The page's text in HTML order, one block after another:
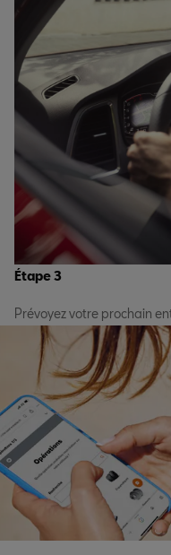
Étape 3
Prévoyez votre prochain